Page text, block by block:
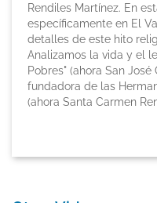
Rendiles Martínez. En
específicamente en El
detalles de este hito
Analizamos la vida y el
Pobres" (ahora San
fundadora de las
(ahora Santa Carmen